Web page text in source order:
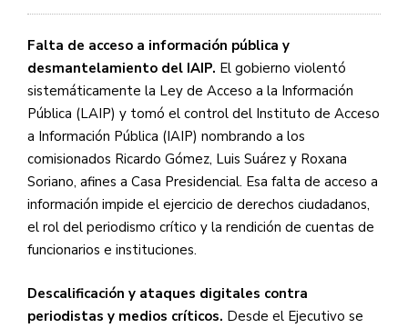
Falta de acceso a información pública y
desmantelamiento del IAIP. El gobierno violentó
sistemáticamente la Ley de Acceso a la Información
Pública (LAIP) y tomó el control del Instituto de Acceso
a Información Pública (IAIP) nombrando a los
comisionados Ricardo Gómez, Luis Suárez y Roxana
Soriano, afines a Casa Presidencial. Esa falta de acceso a
información impide el ejercicio de derechos ciudadanos,
el rol del periodismo crítico y la rendición de cuentas de
funcionarios e instituciones.
Descalificación y ataques digitales contra
periodistas y medios críticos. Desde el Ejecutivo se